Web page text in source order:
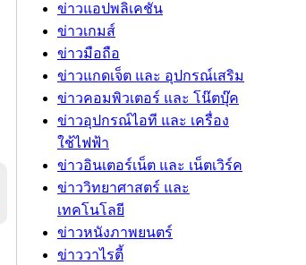
ข่าวแอปพลิเคชัน
ข่าวเกมส์
ข่าวมือถือ
ข่าวแกดเจ็ต และ อุปกรณ์เสริม
ข่าวคอมพิวเตอร์ และ โน๊ตบุ๊ค
ข่าวอุปกรณ์ไอที และ เครื่อง
ใช้ไฟฟ้า
ข่าวอินเตอร์เน็ต และ เน็ตเวิร์ค
ข่าววิทยาศาสตร์ และ
เทคโนโลยี
ข่าวหนังภาพยนตร์
ข่าววาไรตี้